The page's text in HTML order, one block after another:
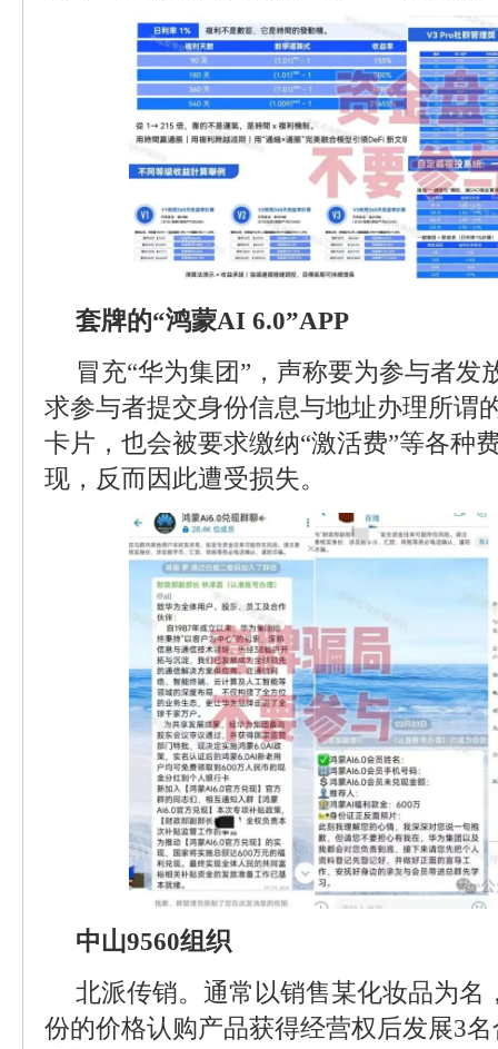
套牌的“鸿蒙AI 6.0”APP
冒充“华为集团”，声称要为参与者发
求参与者提交身份信息与地址办理所谓
卡片，也会被要求缴纳“激活费”等各种
现，反而因此遭受损失。
中山9560组织
北派传销。通常以销售某化妆品为名
份的价格认购产品获得经营权后发展3